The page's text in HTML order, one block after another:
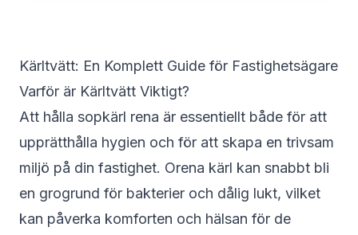
Kärltvätt: En Komplett Guide för Fastighetsägare
Varför är Kärltvätt Viktigt?
Att hålla sopkärl rena är essentiellt både för att
upprätthålla hygien och för att skapa en trivsam
miljö på din fastighet. Orena kärl kan snabbt bli
en grogrund för bakterier och dålig lukt, vilket
kan påverka komforten och hälsan för de